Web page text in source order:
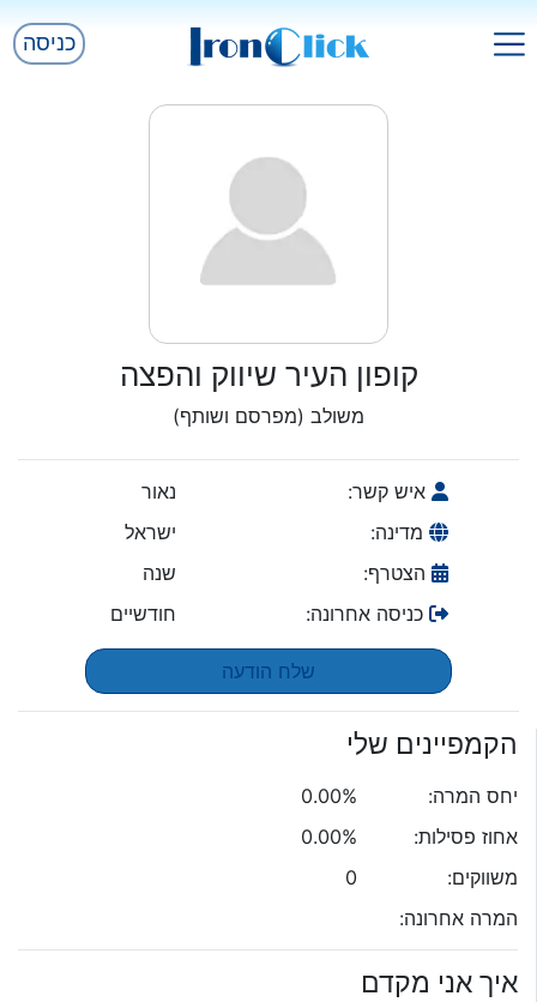
כניסה
קופון העיר שיווק והפצה
משולב (מפרסם ושותף)
איש קשר:
נאור
מדינה:
ישראל
הצטרף:
שנה
כניסה אחרונה:
חודשיים
שלח הודעה
הקמפיינים שלי
יחס המרה:
0.00%
אחוז פסילות:
0.00%
משווקים:
0
המרה אחרונה:
איך אני מקדם